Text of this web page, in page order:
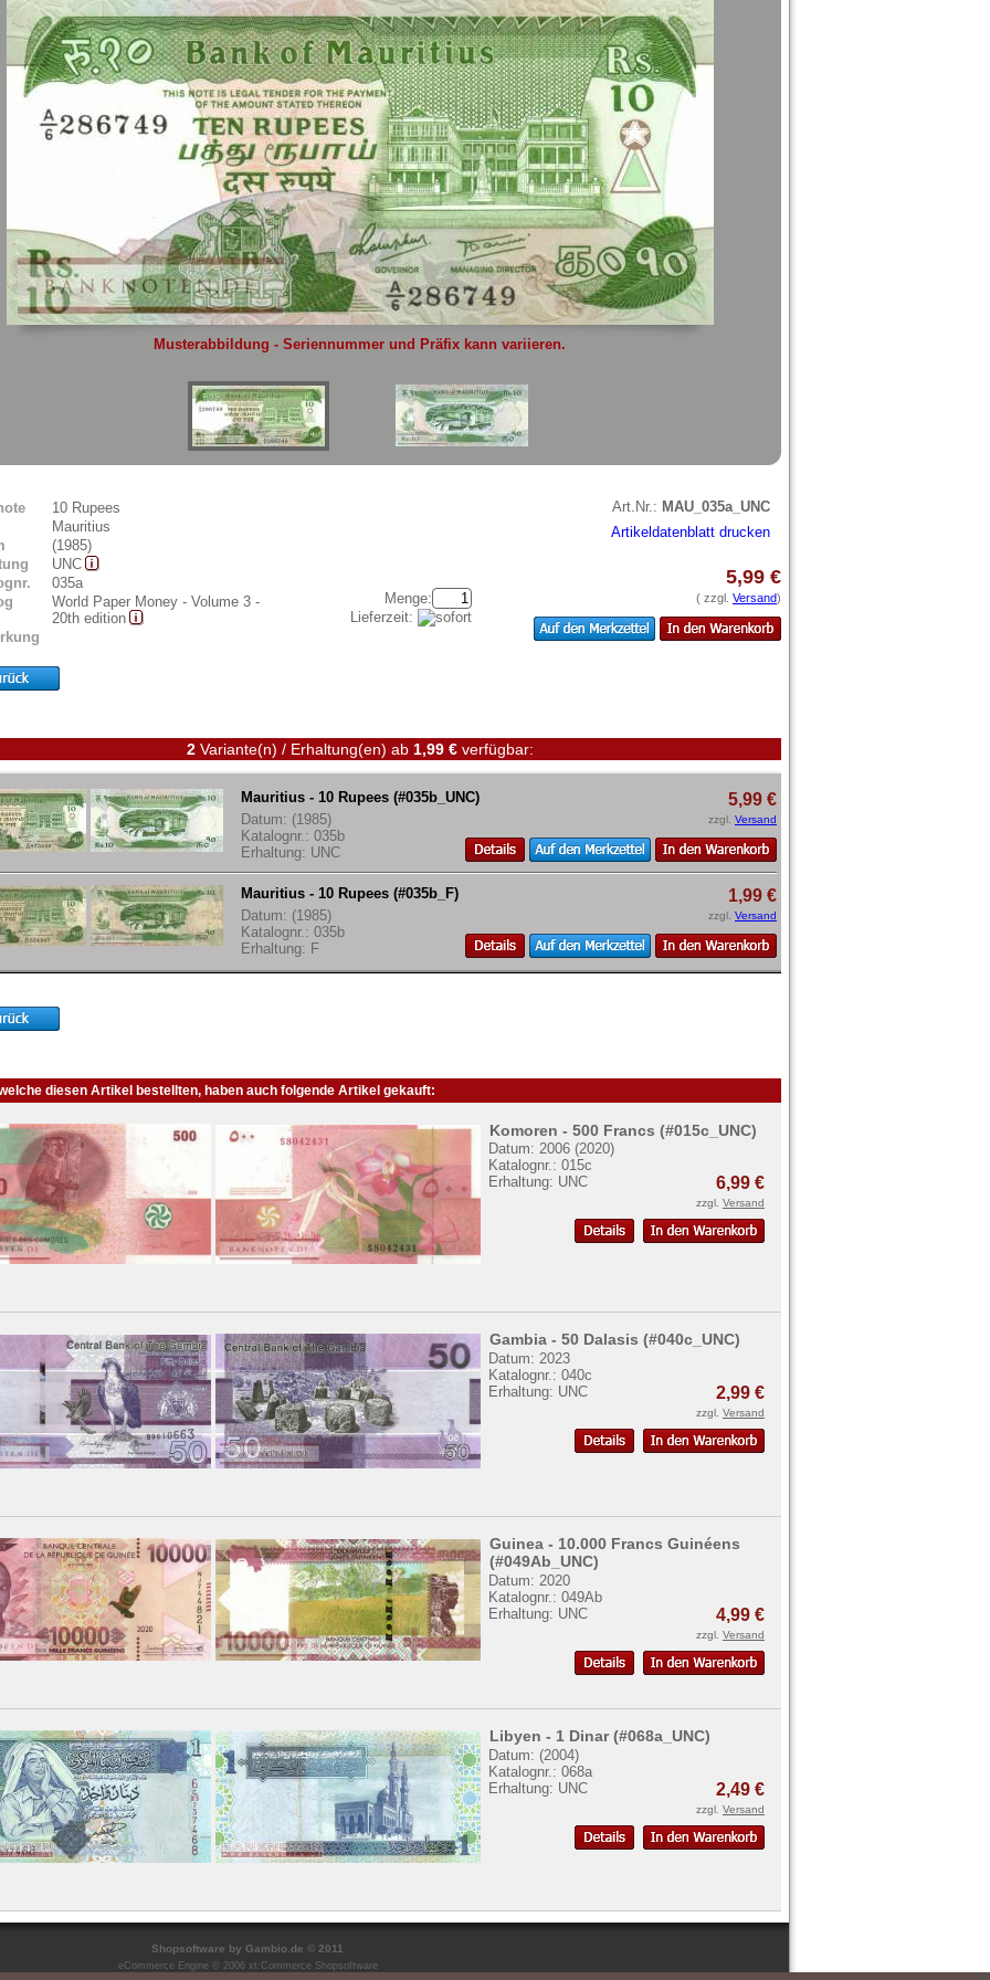
Siehier.
Musterabbildung - Seriennummer und Präfix kann variieren.
10 Rupees
Mauritius
(1985)
UNC
035a
World Paper Money - Volume 3 -
20th edition
Art.Nr.: MAU_035a_UNC
Artikeldatenblatt drucken
Menge:
Lieferzeit:
5,99 €
( zzgl. Versand)
2Variante(n) / Erhaltung(en) ab 1,99 €verfügbar:
Mauritius - 10 Rupees (#035b_UNC)
Datum: (1985)
Katalognr.: 035b
Erhaltung: UNC
5,99 €
zzgl. Versand
Mauritius - 10 Rupees (#035b_F)
Datum: (1985)
Katalognr.: 035b
Erhaltung: F
1,99 €
zzgl. Versand
diesen Artikel bestellten, haben auch folgende Artikel gekauft:
Komoren - 500 Francs (#015c_UNC)
Datum: 2006 (2020)
Katalognr.: 015c
Erhaltung: UNC
6,99 €
zzgl. Versand
Gambia - 50 Dalasis (#040c_UNC)
Datum: 2023
Katalognr.: 040c
Erhaltung: UNC
2,99 €
zzgl. Versand
Guinea - 10.000 Francs Guinéens
(#049Ab_UNC)
Datum: 2020
Katalognr.: 049Ab
Erhaltung: UNC
4,99 €
zzgl. Versand
Libyen - 1 Dinar (#068a_UNC)
Datum: (2004)
Katalognr.: 068a
Erhaltung: UNC
2,49 €
zzgl. Versand
Shopsoftware by Gambio.de © 2011
eCommerce Engine © 2006 xt:Commerce Shopsoftware